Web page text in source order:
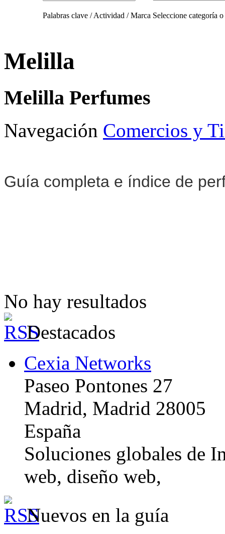
Palabras clave / Actividad / Marca Seleccione categoría
Melilla
Melilla Perfumes
Navegación Comercios y
Guía completa e índice de
No hay resultados
Destacados
Cexia Networks
Paseo Pontones 27
Madrid, Madrid 28005
España
Soluciones globales de
web, diseño web,
Nuevos en la guía